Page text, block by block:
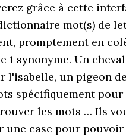
grâce à cette
mot(s) de
promptement en
1 synonyme. Un
un pigeon
spécifiquement
les mots … Ils
case pour